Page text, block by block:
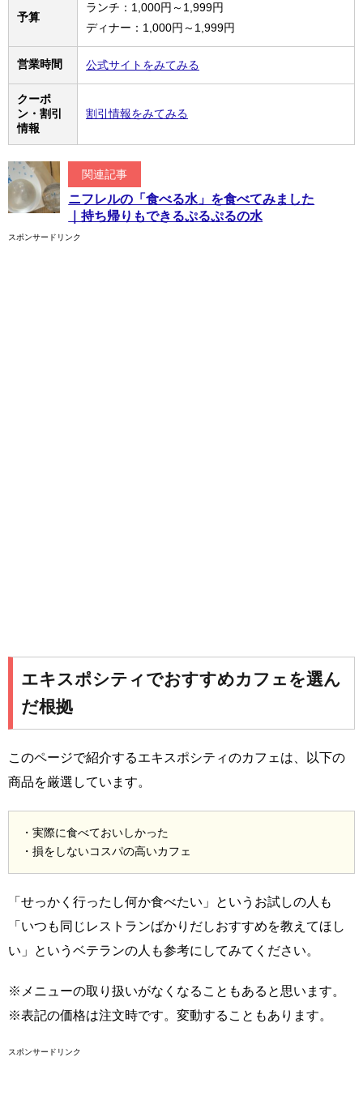
予算
ランチ：1,000円～1,999円
ディナー：1,000円～1,999円
営業時間 公式サイトをみてみる
クーポ
ン・割引
情報
割引情報をみてみる
関連記事
ニフレルの「食べる水」を食べてみました
｜持ち帰りもできるぷるぷるの水
スポンサードリンク
エキスポシティでおすすめカフェを選ん
だ根拠
このページで紹介するエキスポシティのカフェは、以下の
商品を厳選しています。
・実際に食べておいしかった
・損をしないコスパの高いカフェ
「せっかく行ったし何か食べたい」というお試しの人も
「いつも同じレストランばかりだしおすすめを教えてほし
い」というベテランの人も参考にしてみてください。
※メニューの取り扱いがなくなることもあると思います。
※表記の価格は注文時です。変動することもあります。
スポンサードリンク